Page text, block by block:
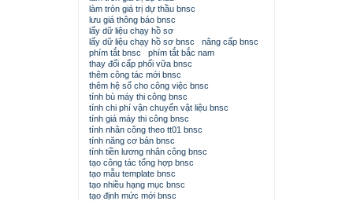
làm tròn giá trị dự thầu bnsc
lưu giá thông báo bnsc
lấy dữ liệu chạy hồ sơ
lấy dữ liệu chạy hồ sơ bnsc
nâng cấp bnsc
phím tắt bnsc
phím tắt bắc nam
thay đổi cấp phối vữa bnsc
thêm công tác mới bnsc
thêm hệ số cho công việc bnsc
tính bù máy thi công bnsc
tính chi phí vận chuyển vật liệu bnsc
tính giá máy thi công bnsc
tính nhân công theo tt01 bnsc
tính năng cơ bản bnsc
tính tiền lương nhân công bnsc
tạo công tác tổng hợp bnsc
tạo mẫu template bnsc
tạo nhiều hạng mục bnsc
tạo định mức mới bnsc